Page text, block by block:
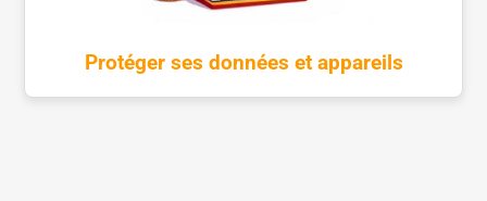
Protéger ses données et appareils